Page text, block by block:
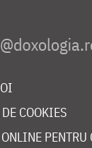
COOKIES